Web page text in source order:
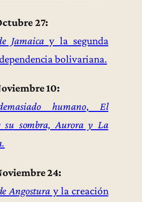
27:
Jamaicay la segunda
bolivariana.
10:
humano, El
su sombra, Aurora y La
24:
Angostura y la creación